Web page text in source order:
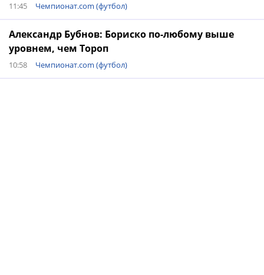
11:45 Чемпионат.com (футбол)
Александр Бубнов: Бориско по-любому выше
уровнем, чем Тороп
10:58 Чемпионат.com (футбол)